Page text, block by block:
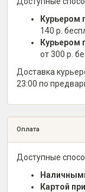
Курьером
140 р.
Курьером
от 300 р.
Доставка
23:00 по
Оплата
Доступные
Картой